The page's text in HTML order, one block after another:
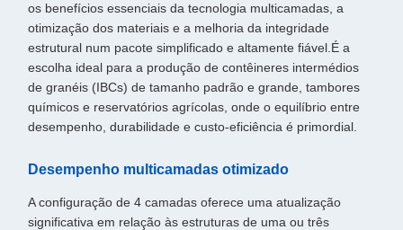
os benefícios essenciais da tecnologia multicamadas, a
otimização dos materiais e a melhoria da integridade
estrutural num pacote simplificado e altamente fiável.É a
escolha ideal para a produção de contêineres intermédios
de granéis (IBCs) de tamanho padrão e grande, tambores
químicos e reservatórios agrícolas, onde o equilíbrio entre
desempenho, durabilidade e custo-eficiência é primordial.
Desempenho multicamadas otimizado
A configuração de 4 camadas oferece uma atualização
significativa em relação às estruturas de uma ou três